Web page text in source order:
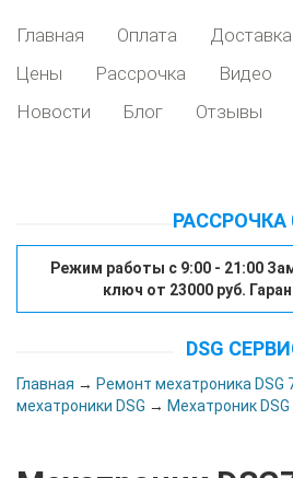
Главная Оплата Доставка
Цены
Рассрочка Видео
Новости
Блог Отзывы
РАССРОЧКА
Режим работы с 9:00 - 21:00
ключ от 23000 руб.
DSG
Главная → Ремонт мехатроника DSG
мехатроники DSG → Мехатроник